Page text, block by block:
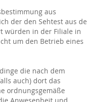
aus
der den Sehtest aus
würden in der Filiale in
um den Betrieb eines
die nach dem
auch) dort das
ordnungsgemäße